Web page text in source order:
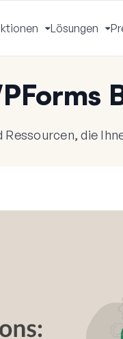
Menü
umschalten
Lösungen
die